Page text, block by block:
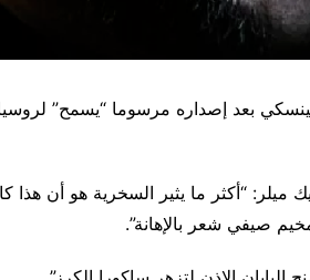
بعد إصداره مرسوما “يسمح”
ميلر: “أكثر ما يثير السخرية هو أن
صيفي شعر بالإهانة”.